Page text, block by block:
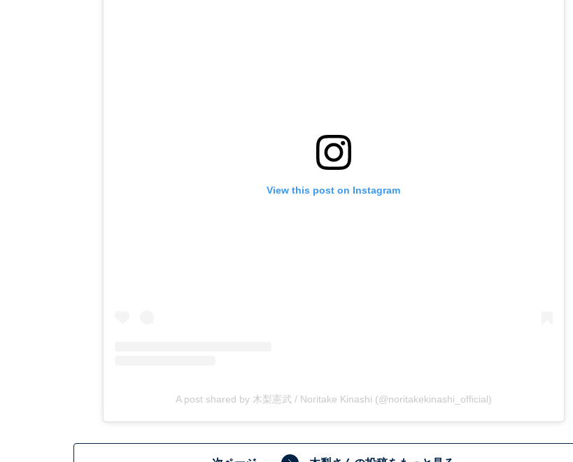
View this post on Instagram
A post shared by 木梨憲武 / Noritake Kinashi (@noritakekinashi_official)